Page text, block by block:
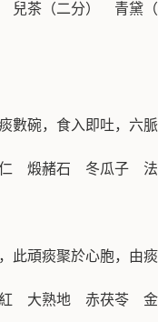
兒茶（二分） 青
數碗，食入即吐，六脈
赭石 冬瓜子 法夏
此頑痰聚於心胞，由
大熟地 赤茯苓